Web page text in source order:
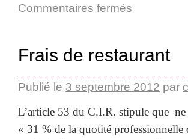
Commentaires fermés
Frais de restaurant
Publié le 3 septembre 2012 par
L’article 53 du C.I.R. stipule que
« 31 % de la quotité professionnelle